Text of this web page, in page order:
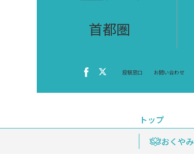
首都圏
投稿窓口 お問い合わせ
トップ
ニュースおくや